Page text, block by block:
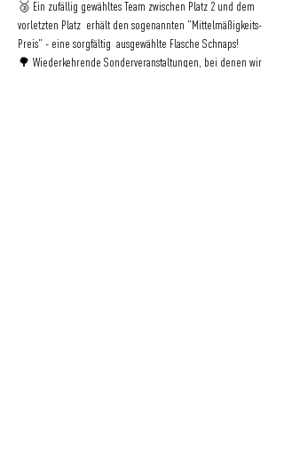
🥉 Ein zufällig gewähltes Team zwischen Platz 2 und dem
vorletzten Platz  erhält den sogenannten "Mittelmäßigkeits-
Preis" - eine sorgfältig  ausgewählte Flasche Schnaps!
🌳 Wiederkehrende Sonderveranstaltungen, bei denen wir